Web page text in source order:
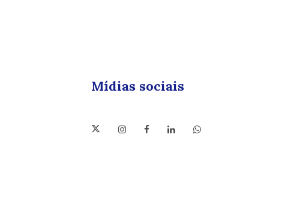
Mídias sociais